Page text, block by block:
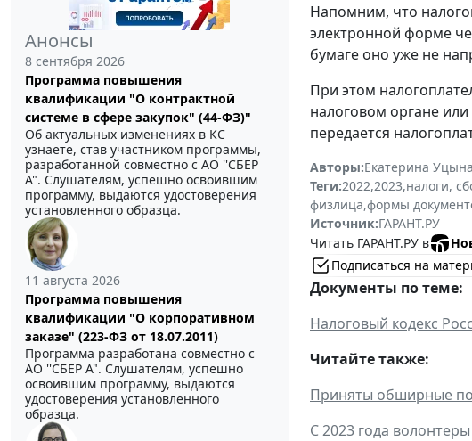
Анонсы
8 сентября 2026
Программа повышения
квалификации "О контрактной
системе в сфере закупок" (44-ФЗ)"
Об актуальных изменениях в КС
узнаете, став участником программы,
разработанной совместно с АО ''СБЕР
А". Слушателям, успешно освоившим
программу, выдаются удостоверения
установленного образца.
11 августа 2026
Программа повышения
квалификации "О корпоративном
заказе" (223-ФЗ от 18.07.2011)
Программа разработана совместно с
АО ''СБЕР А". Слушателям, успешно
освоившим программу, выдаются
удостоверения установленного
образца.
Напомним, что
электронной форме
бумаге оно уже не
При этом
налоговом органе
передается
Авторы:Екатерина Уцына
Теги:2022,2023,налоги,
физлица,формы
Источник:ГАРАНТ.РУ
Читать ГАРАНТ.РУ в
Подписаться на
Документы по теме:
Налоговый кодекс
Читайте также:
Приняты обширные
С 2023 года